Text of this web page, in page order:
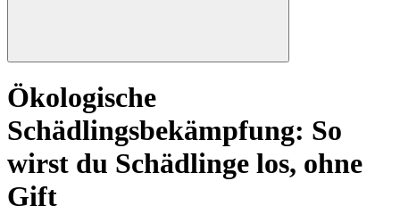
Ökologische
Schädlingsbekämpfung: So
wirst du Schädlinge los, ohne
Gift